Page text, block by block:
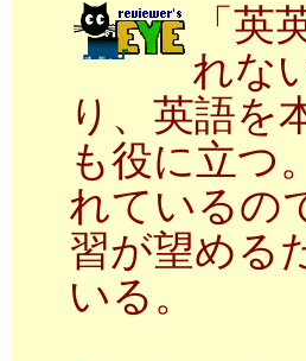
「
れな
り、英語を
も役に立つ
れているの
習が望める
いる。